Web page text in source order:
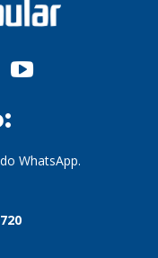
WhatsApp.